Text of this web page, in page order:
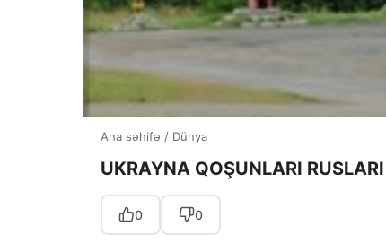
Ana səhifə / Dünya
UKRAYNA QOŞUNLARI
0 0